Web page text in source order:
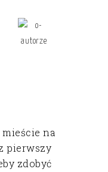
mieście na
pierwszy
zdobyć